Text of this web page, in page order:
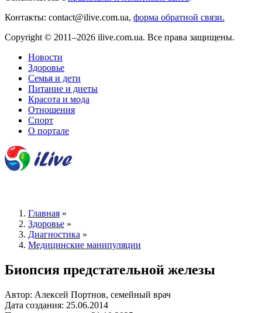
Контакты: contact@ilive.com.ua, форма обратной связи.
Copyright © 2011–2026 ilive.com.ua. Все права защищены.
Новости
Здоровье
Семья и дети
Питание и диеты
Красота и мода
Отношения
Спорт
О портале
Главная »
Здоровье »
Диагностика »
Медицинские манипуляции
Биопсия предстательной железы
Автор: Алексей Портнов, семейный врач
Дата создания: 25.06.2014